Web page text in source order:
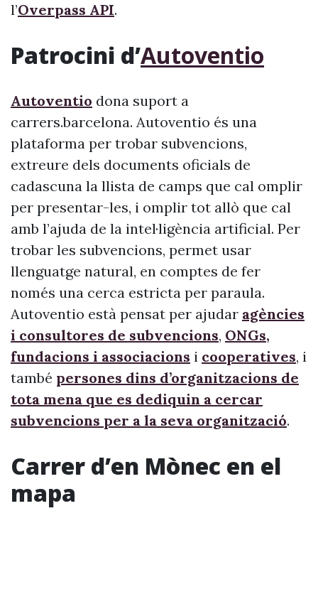
l’Overpass API.
Patrocini d’Autoventio
Autoventio dona suport a
carrers.barcelona. Autoventio és una
plataforma per trobar subvencions,
extreure dels documents oficials de
cadascuna la llista de camps que cal omplir
per presentar-les, i omplir tot allò que cal
amb l’ajuda de la intel·ligència artificial. Per
trobar les subvencions, permet usar
llenguatge natural, en comptes de fer
només una cerca estricta per paraula.
Autoventio està pensat per ajudar agències
i consultores de subvencions, ONGs,
fundacions i associacions i cooperatives, i
també persones dins d’organitzacions de
tota mena que es dediquin a cercar
subvencions per a la seva organització.
Carrer d’en Mònec en el
mapa